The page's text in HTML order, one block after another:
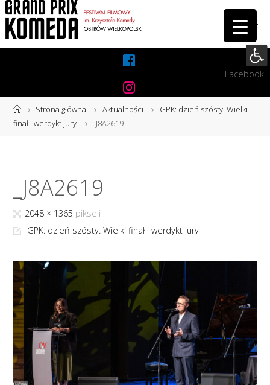
Przejdź
do
treści
Facebook
Strona
główna
Strona główna Aktualności
GPK: dzień szósty. Wielki
finał i werdykt jury
_J8A2619
_J8A2619
Pełny
rozmiar
2048 × 1365 pikseli
GPK: dzień szósty. Wielki finał i werdykt jury